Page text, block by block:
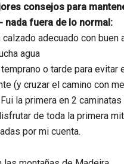
consejos para
nada fuera de lo normal:
calzado adecuado con buen
agua
temprano o tarde para evitar
(y cruzar el camino con
la primera en 2
de toda la primera
por mi cuenta.